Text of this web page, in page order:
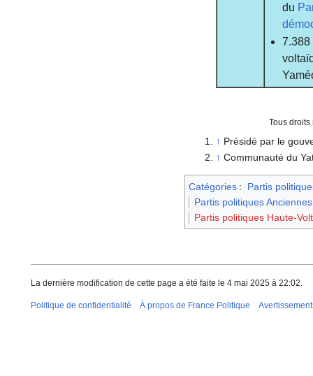
du
7.388
Tous
↑ Présidé par le
↑ Communauté du
Catégories :
Partis
Partis politiques
Partis politiques Haute-
La dernière modification de cette page a été faite le 4 mai 2025 à 22:02.
Politique de confidentialité À propos de France Politique